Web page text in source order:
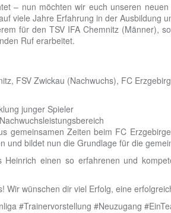
– nun möchten wir euch unseren
viele Jahre Erfahrung in der Ausbildung
für den TSV IFA Chemnitz (Männer),
Ruf erarbeitet.
FSV Zwickau (Nachwuchs), FC
junger Spieler
gemeinsamen Zeiten beim FC
und bildet nun die Grundlage für die
einen so erfahrenen und
Wir wünschen dir viel Erfolg, eine
#Trainervorstellung #Neuzugang